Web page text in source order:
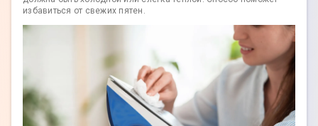
избавиться от свежих пятен.